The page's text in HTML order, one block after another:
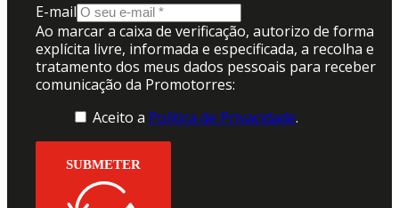
E-mail
Ao marcar a caixa de verificação, autorizo de forma
explícita livre, informada e especificada, a recolha e
tratamento dos meus dados pessoais para receber
comunicação da Promotorres:
Aceito a Politica de Privacidade.
SUBMETER